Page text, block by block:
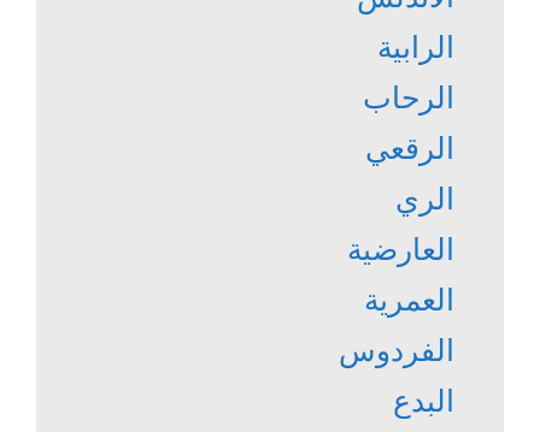
الرابية
الرحاب
الرقعي
الري
العارضية
العمرية
الفردوس
البدع